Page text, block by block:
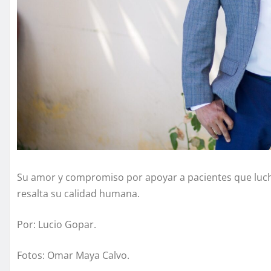
Su amor y compromiso por apoyar a pacientes que
resalta su calidad humana.
Por: Lucio Gopar.
Fotos: Omar Maya Calvo.